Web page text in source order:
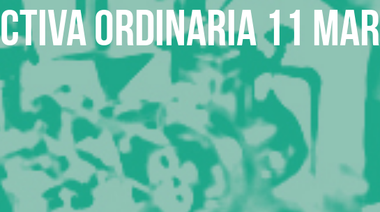
Ordinaria 11